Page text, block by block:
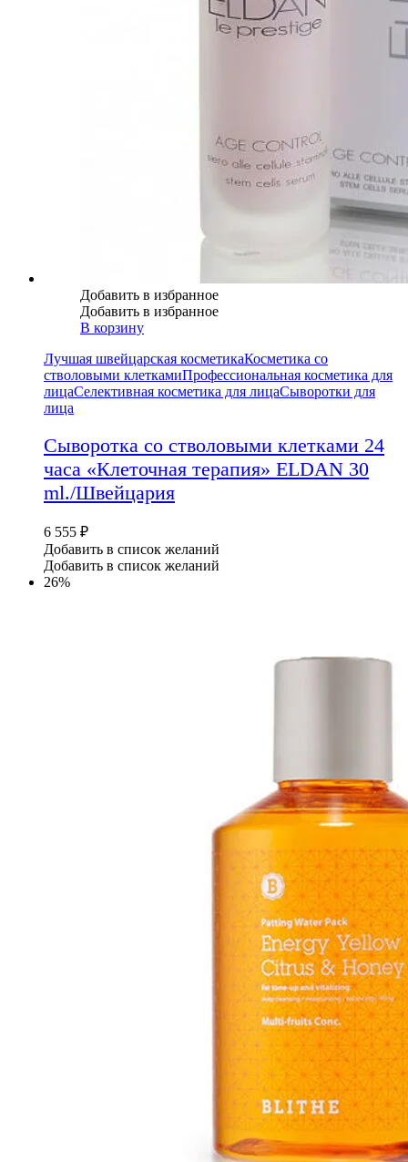
Добавить в избранное
Добавить в избранное
В корзину
Лучшая швейцарская косметикаКосметика со
стволовыми клеткамиПрофессиональная косметика для
лицаСелективная косметика для лицаСыворотки для
лица
Сыворотка со стволовыми клетками 24
часа «Клеточная терапия» ELDAN 30
ml./Швейцария
6 555 ₽
Добавить в список желаний
Добавить в список желаний
26%